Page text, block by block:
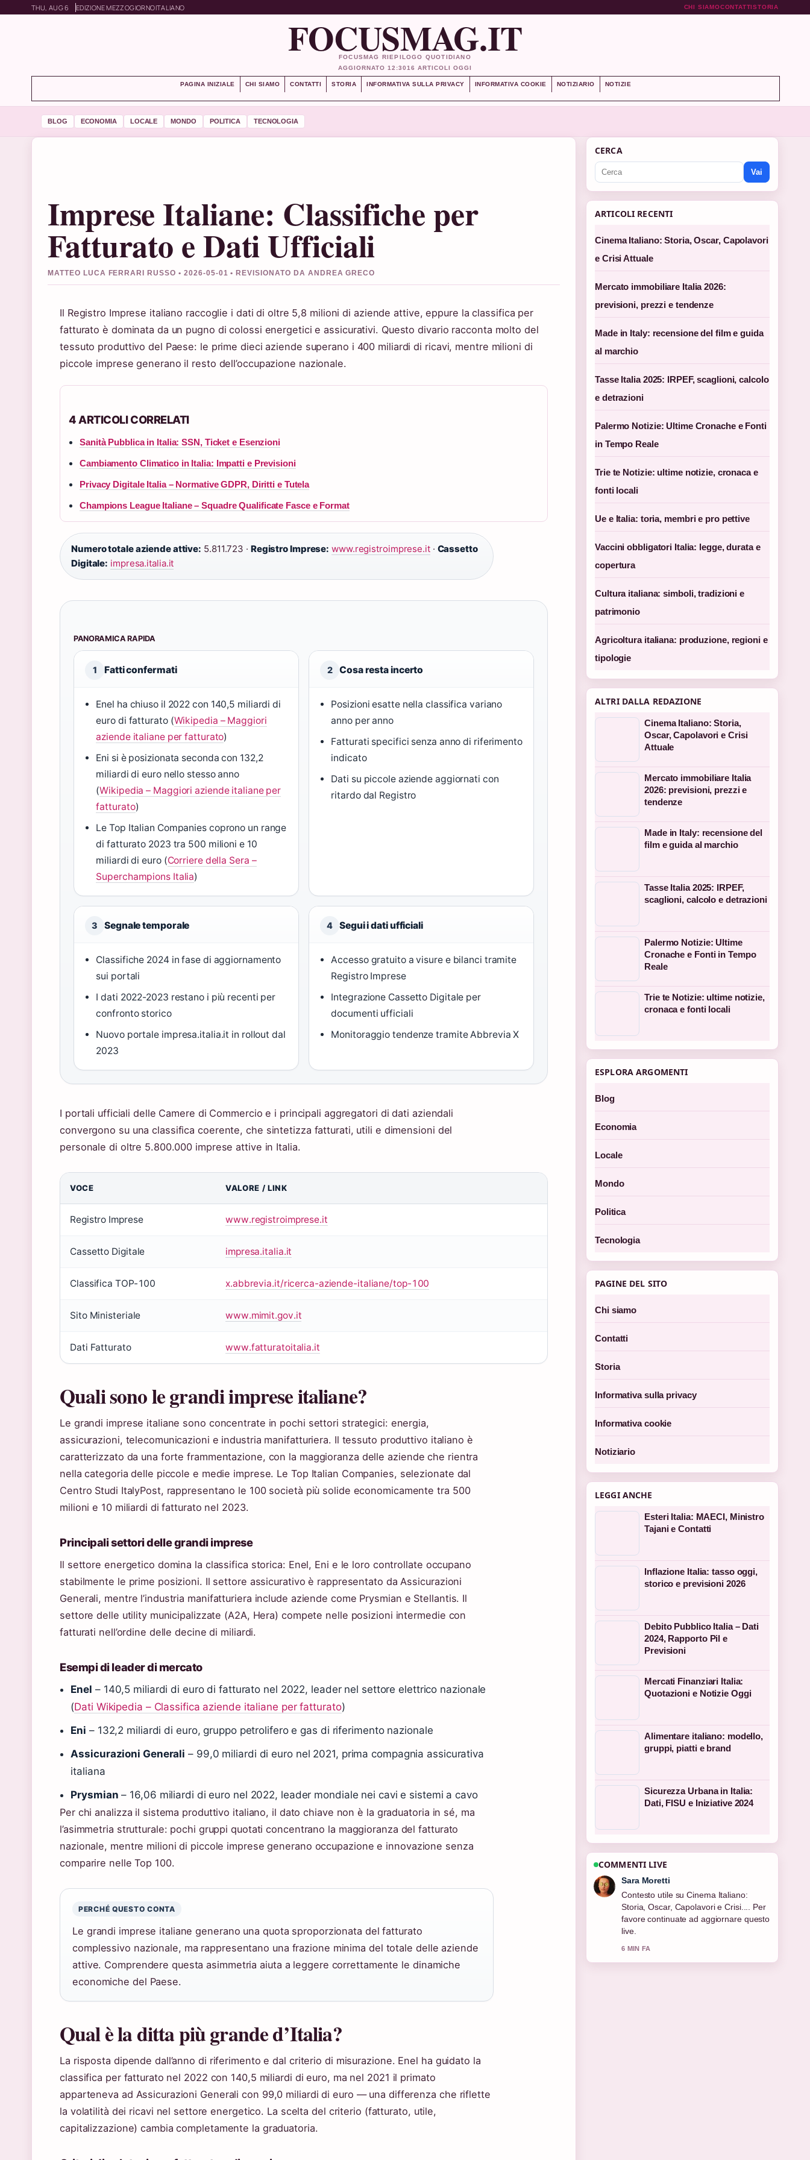
THU, AUG 6 EDIZIONE MEZZOGIORNOITALIANO CHI SIAMOCONTATTISTORIA
FOCUSMAG.IT
FOCUSMAG RIEPILOGO QUOTIDIANO
AGGIORNATO 12:3016 ARTICOLI OGGI
PAGINA INIZIALE CHI SIAMO CONTATTI STORIA INFORMATIVA SULLA PRIVACY INFORMATIVA COOKIE NOTIZIARIO NOTIZIE
BLOG ECONOMIA LOCALE MONDO POLITICA TECNOLOGIA
Imprese Italiane: Classifiche per
Fatturato e Dati Ufficiali
MATTEO LUCA FERRARI RUSSO • 2026-05-01 • REVISIONATO DA ANDREA GRECO
Il Registro Imprese italiano raccoglie i dati di oltre 5,8 milioni di aziende attive, eppure la classifica per
fatturato è dominata da un pugno di colossi energetici e assicurativi. Questo divario racconta molto del
tessuto produttivo del Paese: le prime dieci aziende superano i 400 miliardi di ricavi, mentre milioni di
piccole imprese generano il resto dell’occupazione nazionale.
4 ARTICOLI CORRELATI
Sanità Pubblica in Italia: SSN, Ticket e Esenzioni
Cambiamento Climatico in Italia: Impatti e Previsioni
Privacy Digitale Italia – Normative GDPR, Diritti e Tutela
Champions League Italiane – Squadre Qualificate Fasce e Format
Numero totale aziende attive: 5.811.723 · Registro Imprese: www.registroimprese.it· Cassetto
Digitale: impresa.italia.it
PANORAMICA RAPIDA
1 Fatti confermati
Enel ha chiuso il 2022 con 140,5 miliardi di
euro di fatturato (Wikipedia – Maggiori
aziende italiane per fatturato)
Eni si è posizionata seconda con 132,2
miliardi di euro nello stesso anno
(Wikipedia – Maggiori aziende italiane per
fatturato)
Le Top Italian Companies coprono un range
di fatturato 2023 tra 500 milioni e 10
miliardi di euro (Corriere della Sera –
Superchampions Italia)
2 Cosa resta incerto
Posizioni esatte nella classifica variano
anno per anno
Fatturati specifici senza anno di riferimento
indicato
Dati su piccole aziende aggiornati con
ritardo dal Registro
3 Segnale temporale
Classifiche 2024 in fase di aggiornamento
sui portali
I dati 2022-2023 restano i più recenti per
confronto storico
Nuovo portale impresa.italia.it in rollout dal
2023
4 Segui i dati ufficiali
Accesso gratuito a visure e bilanci tramite
Registro Imprese
Integrazione Cassetto Digitale per
documenti ufficiali
Monitoraggio tendenze tramite Abbrevia X
I portali ufficiali delle Camere di Commercio e i principali aggregatori di dati aziendali
convergono su una classifica coerente, che sintetizza fatturati, utili e dimensioni del
personale di oltre 5.800.000 imprese attive in Italia.
VOCE VALORE / LINK
Registro Imprese www.registroimprese.it
Cassetto Digitale impresa.italia.it
Classifica TOP-100 x.abbrevia.it/ricerca-aziende-italiane/top-100
Sito Ministeriale www.mimit.gov.it
Dati Fatturato www.fatturatoitalia.it
Quali sono le grandi imprese italiane?
Le grandi imprese italiane sono concentrate in pochi settori strategici: energia,
assicurazioni, telecomunicazioni e industria manifatturiera. Il tessuto produttivo italiano è
caratterizzato da una forte frammentazione, con la maggioranza delle aziende che rientra
nella categoria delle piccole e medie imprese. Le Top Italian Companies, selezionate dal
Centro Studi ItalyPost, rappresentano le 100 società più solide economicamente tra 500
milioni e 10 miliardi di fatturato nel 2023.
Principali settori delle grandi imprese
Il settore energetico domina la classifica storica: Enel, Eni e le loro controllate occupano
stabilmente le prime posizioni. Il settore assicurativo è rappresentato da Assicurazioni
Generali, mentre l’industria manifatturiera include aziende come Prysmian e Stellantis. Il
settore delle utility municipalizzate (A2A, Hera) compete nelle posizioni intermedie con
fatturati nell’ordine delle decine di miliardi.
Esempi di leader di mercato
Enel – 140,5 miliardi di euro di fatturato nel 2022, leader nel settore elettrico nazionale
(Dati Wikipedia – Classifica aziende italiane per fatturato)
Eni – 132,2 miliardi di euro, gruppo petrolifero e gas di riferimento nazionale
Assicurazioni Generali – 99,0 miliardi di euro nel 2021, prima compagnia assicurativa
italiana
Prysmian – 16,06 miliardi di euro nel 2022, leader mondiale nei cavi e sistemi a cavo
Per chi analizza il sistema produttivo italiano, il dato chiave non è la graduatoria in sé, ma
l’asimmetria strutturale: pochi gruppi quotati concentrano la maggioranza del fatturato
nazionale, mentre milioni di piccole imprese generano occupazione e innovazione senza
comparire nelle Top 100.
PERCHÉ QUESTO CONTA
Le grandi imprese italiane generano una quota sproporzionata del fatturato
complessivo nazionale, ma rappresentano una frazione minima del totale delle aziende
attive. Comprendere questa asimmetria aiuta a leggere correttamente le dinamiche
economiche del Paese.
Qual è la ditta più grande d’Italia?
La risposta dipende dall’anno di riferimento e dal criterio di misurazione. Enel ha guidato la
classifica per fatturato nel 2022 con 140,5 miliardi di euro, ma nel 2021 il primato
apparteneva ad Assicurazioni Generali con 99,0 miliardi di euro — una differenza che riflette
la volatilità dei ricavi nel settore energetico. La scelta del criterio (fatturato, utile,
capitalizzazione) cambia completamente la graduatoria.
CERCA
Vai
ARTICOLI RECENTI
Cinema Italiano: Storia, Oscar, Capolavori
e Crisi Attuale
Mercato immobiliare Italia 2026:
previsioni, prezzi e tendenze
Made in Italy: recensione del film e guida
al marchio
Tasse Italia 2025: IRPEF, scaglioni, calcolo
e detrazioni
Palermo Notizie: Ultime Cronache e Fonti
in Tempo Reale
Trie te Notizie: ultime notizie, cronaca e
fonti locali
Ue e Italia: toria, membri e pro pettive
Vaccini obbligatori Italia: legge, durata e
copertura
Cultura italiana: simboli, tradizioni e
patrimonio
Agricoltura italiana: produzione, regioni e
tipologie
ALTRI DALLA REDAZIONE
Cinema Italiano: Storia,
Oscar, Capolavori e Crisi
Attuale
Mercato immobiliare Italia
2026: previsioni, prezzi e
tendenze
Made in Italy: recensione del
film e guida al marchio
Tasse Italia 2025: IRPEF,
scaglioni, calcolo e detrazioni
Palermo Notizie: Ultime
Cronache e Fonti in Tempo
Reale
Trie te Notizie: ultime notizie,
cronaca e fonti locali
ESPLORA ARGOMENTI
Blog
Economia
Locale
Mondo
Politica
Tecnologia
PAGINE DEL SITO
Chi siamo
Contatti
Storia
Informativa sulla privacy
Informativa cookie
Notiziario
LEGGI ANCHE
Esteri Italia: MAECI, Ministro
Tajani e Contatti
Inflazione Italia: tasso oggi,
storico e previsioni 2026
Debito Pubblico Italia – Dati
2024, Rapporto Pil e
Previsioni
Mercati Finanziari Italia:
Quotazioni e Notizie Oggi
Alimentare italiano: modello,
gruppi, piatti e brand
Sicurezza Urbana in Italia:
Dati, FISU e Iniziative 2024
COMMENTI LIVE
Giulia Rossi
La copertura di Mercato immobiliare
Italia 2026: previsioni, prezzi e...
sembra solida e molto facile da seguire.
8 MIN FA